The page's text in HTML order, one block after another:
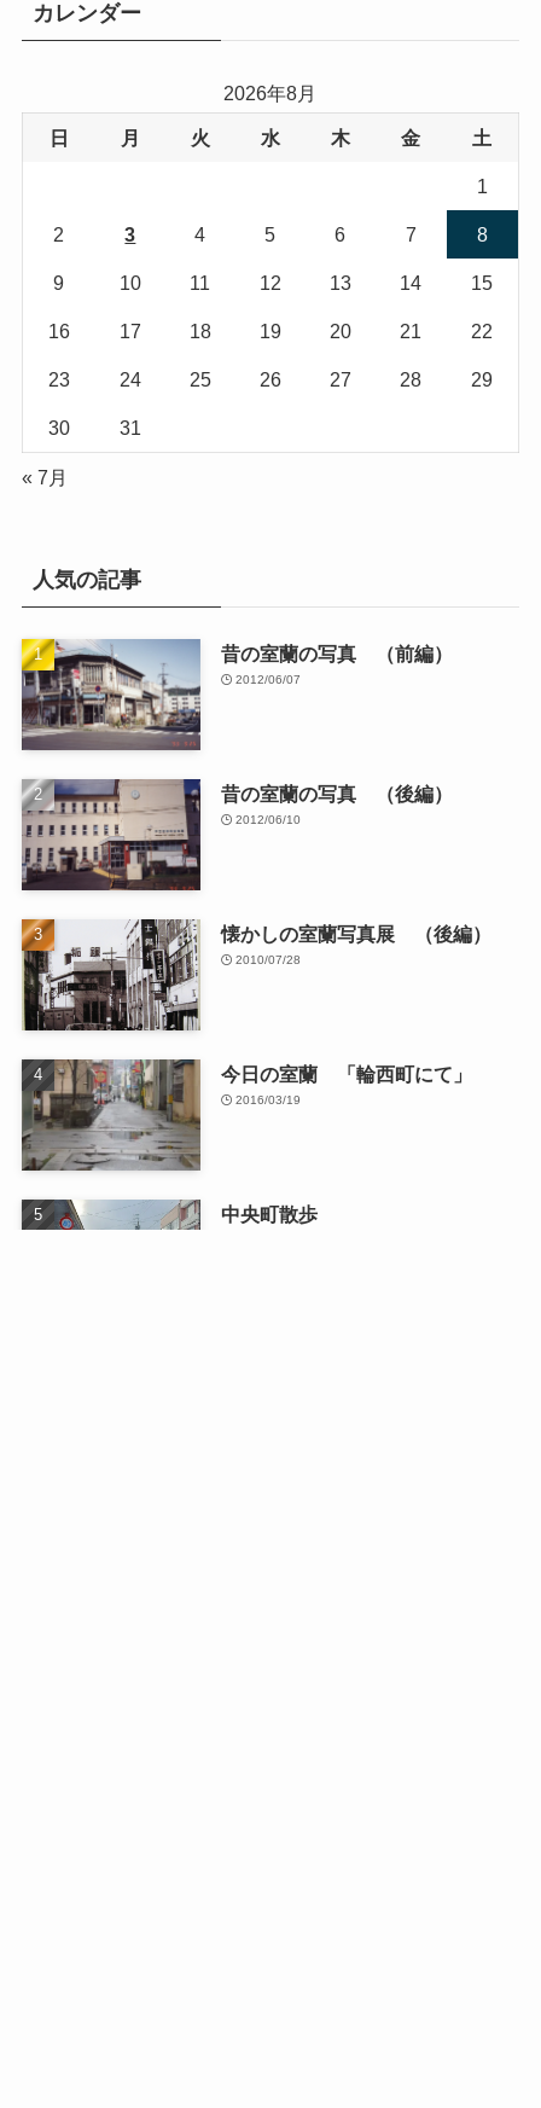
ー
カレンダー
2026年8月
日 月 火 水 木 金 土
1
2 3 4 5 6 7 8
9 10 11 12 13 14 15
16 17 18 19 20 21 22
23 24 25 26 27 28 29
30 31
« 7月
人気の記事
昔の室蘭の写真 （前編）
2012/06/07
昔の室蘭の写真 （後編）
2012/06/10
懐かしの室蘭写真展 （後編）
2010/07/28
今日の室蘭 「輪西町にて」
2016/03/19
中央町散歩